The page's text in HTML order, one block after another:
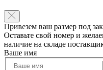
Привезем ваш размер под
Оставьте свой номер и
наличие на складе
Ваше имя